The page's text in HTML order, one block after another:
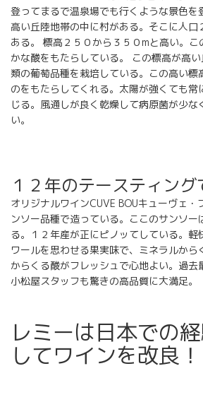
登ってまるで温泉場でも行くような景色を
高い丘陸地帯の中に村がある。そこに人口
ある。 標高２５０から３５０mと高い。
かな酸をもたらしている。 この標高が高
類の葡萄品種を栽培している。この高い標
のをもたらしてくれる。太陽が強くても常
じる。風通しが良く乾燥して病原菌が少な
い。
１２年のテースティン
オリジナルワインCUVE BOUキューヴェ・
ンソー品種で造っている。ここのサンソー
る。１２年産が正にピノッてしている。軽
ワールを思わせる果実味で、ミネラルから
からくる酸がフレッシュで心地よい。過去
小松屋スタッフも驚きの高品質に大満足。
レミーは日本での
してワインを改良！